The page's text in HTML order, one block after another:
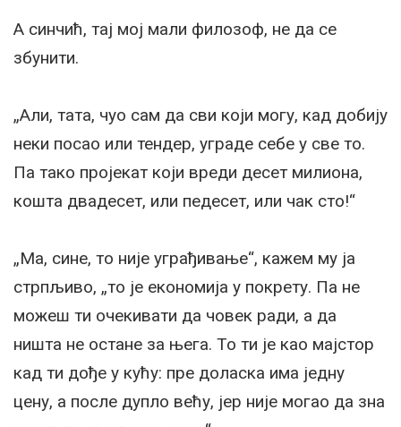
А синчић, тај мој мали филозоф, не да се
збунити.
„Али, тата, чуо сам да сви који могу, кад добију
неки посао или тендер, уграде себе у све то.
Па тако пројекат који вреди десет милиона,
кошта двадесет, или педесет, или чак сто!“
„Ма, сине, то није уграђивање“, кажем му ја
стрпљиво, „то је економија у покрету. Па не
можеш ти очекивати да човек ради, а да
ништа не остане за њега. То ти је као мајстор
кад ти дође у кућу: пре доласка има једну
цену, а после дупло већу, јер није могао да зна